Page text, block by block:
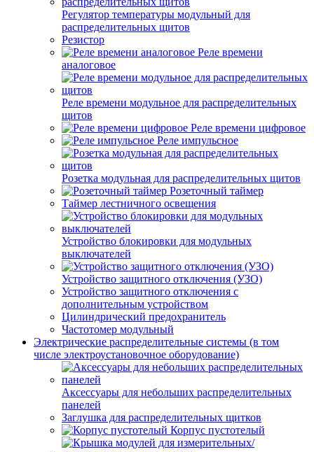
Регулятор температуры модульный для
распределительных щитов
Резистор
Реле времени
аналоговое
Реле времени модульное для распределительных
щитов
Реле времени цифровое
Реле импульсное
Розетка модульная для распределительных щитов
Розеточный таймер
Таймер лестничного освещения
Устройство блокировки для модульных
выключателей
Устройство защитного отключения (УЗО)
Устройство защитного отключения с
дополнительным устройством
Цилиндрический предохранитель
Частотомер модульный
Электрические распределительные системы (в том
числе электроустановочное оборудование)
Аксессуары для небольших распределительных
панелей
Заглушка для распределительных щитков
Корпус пустотелый